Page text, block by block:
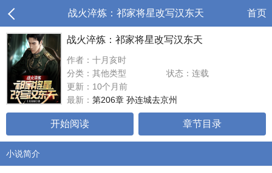
战火淬炼：祁家将星改写汉东天 首页
战火淬炼：祁家将星改写汉东天
作者：十月亥时
分类：其他类型
状态：连载
更新：10个月前
最新： 第206章 孙连城去京州
开始阅读 章节目录
小说简介